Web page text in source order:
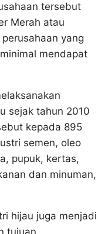
tersebut
Merah atau
yang
mendapat
sejak tahun 2010
kepada 895
semen, oleo
pupuk, kertas,
dan minuman,
hijau juga menjadi
tujuan